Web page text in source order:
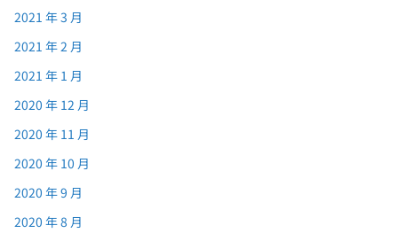
2021 年 3 月
2021 年 2 月
2021 年 1 月
2020 年 12 月
2020 年 11 月
2020 年 10 月
2020 年 9 月
2020 年 8 月